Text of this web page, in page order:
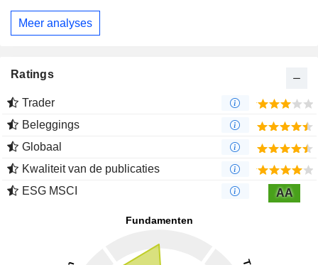
Meer analyses
Ratings
Trader
Beleggings
Globaal
Kwaliteit van de publicaties
ESG MSCI
AA